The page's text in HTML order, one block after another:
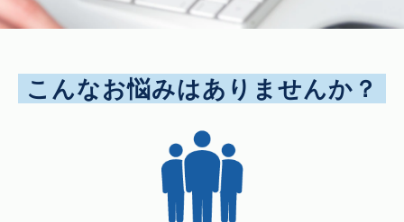
お知らせ
こんなお悩みはありませんか？